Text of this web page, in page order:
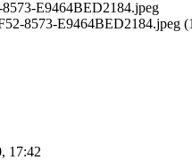
8573-E9464BED2184.jpeg
17:42